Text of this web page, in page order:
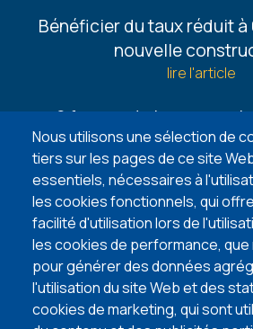
Nous utilisons une sélection de
tiers sur les pages de ce site
essentiels, nécessaires à
les cookies fonctionnels, qui
facilité d'utilisation lors de
les cookies de performance, que
pour générer des données
l'utilisation du site Web et des
cookies de marketing, qui sont
Footer
Bénéficier du taux réduit
nouvelle
lire l'article
6 façons de trouver un
lire l'article
5 points d’attention lors de
terrain à bâtir
lire l'article
VISITEZ NOS